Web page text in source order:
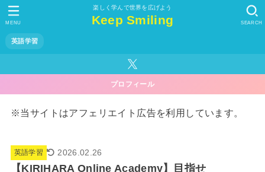
楽しく学んで世界を広げよう
Keep Smiling
英語学習
SEARCH
MENU
プロフィール
※当サイトはアフェリエイト広告を利用しています。
英語学習 2026.02.26
【KIRIHARA Online Academy】目指せ